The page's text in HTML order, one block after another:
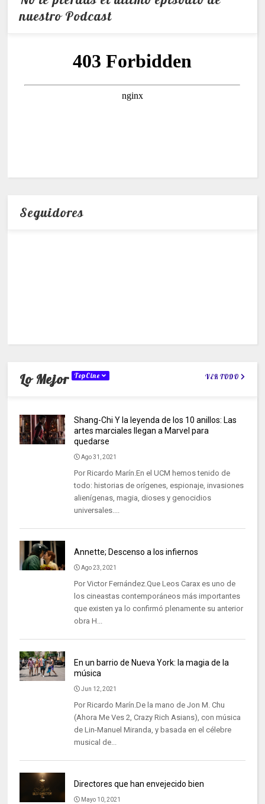
nuestro Podcast
Seguidores
Lo Mejor TopCine VER TODO
Shang-Chi Y la leyenda de los 10 anillos: Las
artes marciales llegan a Marvel para
quedarse
Ago 31, 2021
Por Ricardo Marín.En el UCM hemos tenido de
todo: historias de orígenes, espionaje, invasiones
alienígenas, magia, dioses y genocidios
universales....
Annette; Descenso a los infiernos
Ago 23, 2021
Por Victor Fernández.Que Leos Carax es uno de
los cineastas contemporáneos más importantes
que existen ya lo confirmó plenamente su anterior
obra H...
En un barrio de Nueva York: la magia de la
música
Jun 12, 2021
Por Ricardo Marín.De la mano de Jon M. Chu
(Ahora Me Ves 2, Crazy Rich Asians), con música
de Lin-Manuel Miranda, y basada en el célebre
musical de...
Directores que han envejecido bien
Mayo 10, 2021